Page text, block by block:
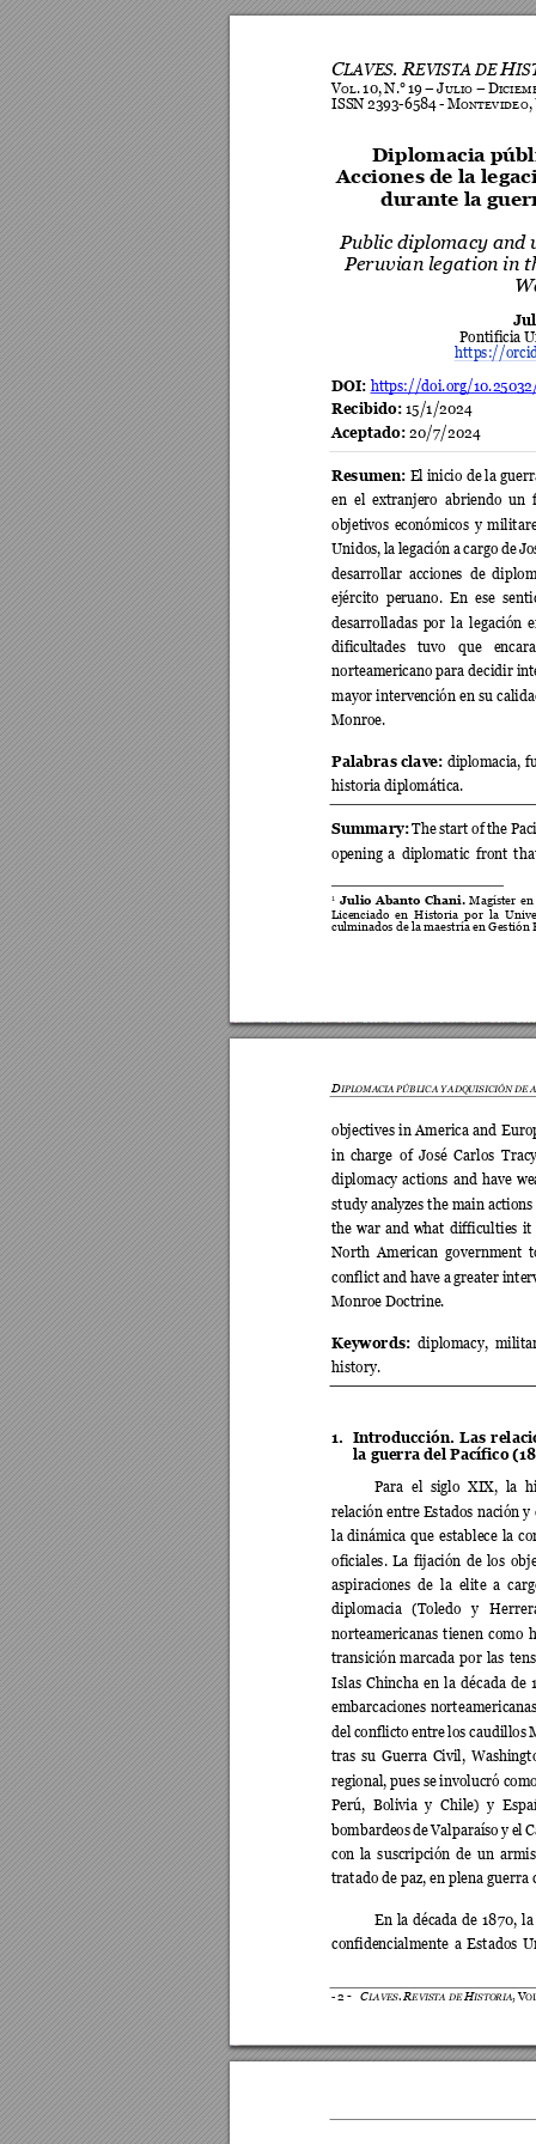
CLAVES. REVISTA DE H
VOL.10,N.°19–JULIO –D
ISSN2393-6584- MONTEVIDEO,
Diplomacia
Acciones de la
durante la
Public diplomacy and
Peruvian legation in
Pontificia
https://
DOI: https://doi.org/
Recibido: 15/1/2024
Aceptado: 20/7/2024
Resumen: El inicio de la
en el extranjero abriendo un
objetivos económicos y
Unidos, la legación a cargo de
desarrollar acciones de
ejército peruano. En ese
desarrolladas por la legación
dificultades
tuvo que
norteamericano para decidir
mayor intervención en su
Monroe.
Palabras clave: diplomacia, f
historia diplomática.
Summary:The start of the
opening a diplomatic front
1 Julio Abanto Chani. Magíster en
Licenciado en Historia por la
culminados de la maestría en Gestión
DIPLOMACIA PÚBLICA Y ADQUISICIÓN DE
- 2 - CLAVES. REVISTA DE HISTORIA, V
objectives in America and
in charge of José Carlos
diplomacy actions and have
study analyzes the main
the war and what difficulties it
North American government
conflict and have a greater
Monroe Doctrine.
Keywords: diplomacy,
history.
1. Introducción. Las
la guerra del Pacífico (18
Para el siglo XIX, la
relación entre Estados nación y
la dinámica que establece la
oficiales. La fijación de los
aspiraciones de la elite a
diplomacia
(Toledo y
norteamericanas tienen como
transición marcada por las
Islas Chincha en la década de
embarcaciones nort
del conflicto entre los caudillos
tras su Guerra Civil,
regional, pues se involucró
Perú, Bolivia y Chile) y
bombardeos de Valparaíso y el
con la suscripción de un
tratado de paz, en plena
En la década de 1870, la
confidencialmente a Estados